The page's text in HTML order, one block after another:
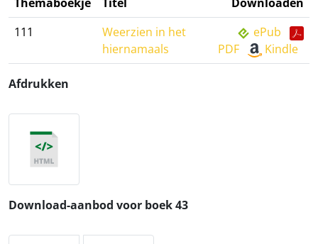
111
Weerzien in het
hiernamaals
ePub
PDF
Kindle
Afdrukken
Download-aanbod voor boek 43